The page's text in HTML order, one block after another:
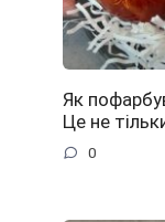
Як
Це не
0